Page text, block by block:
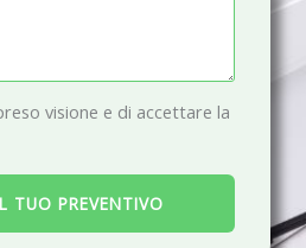
visione e di accettare la
TUO PREVENTIVO